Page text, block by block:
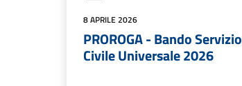
8 APRILE 2026
PROROGA - Bando Servizio
Civile Universale 2026